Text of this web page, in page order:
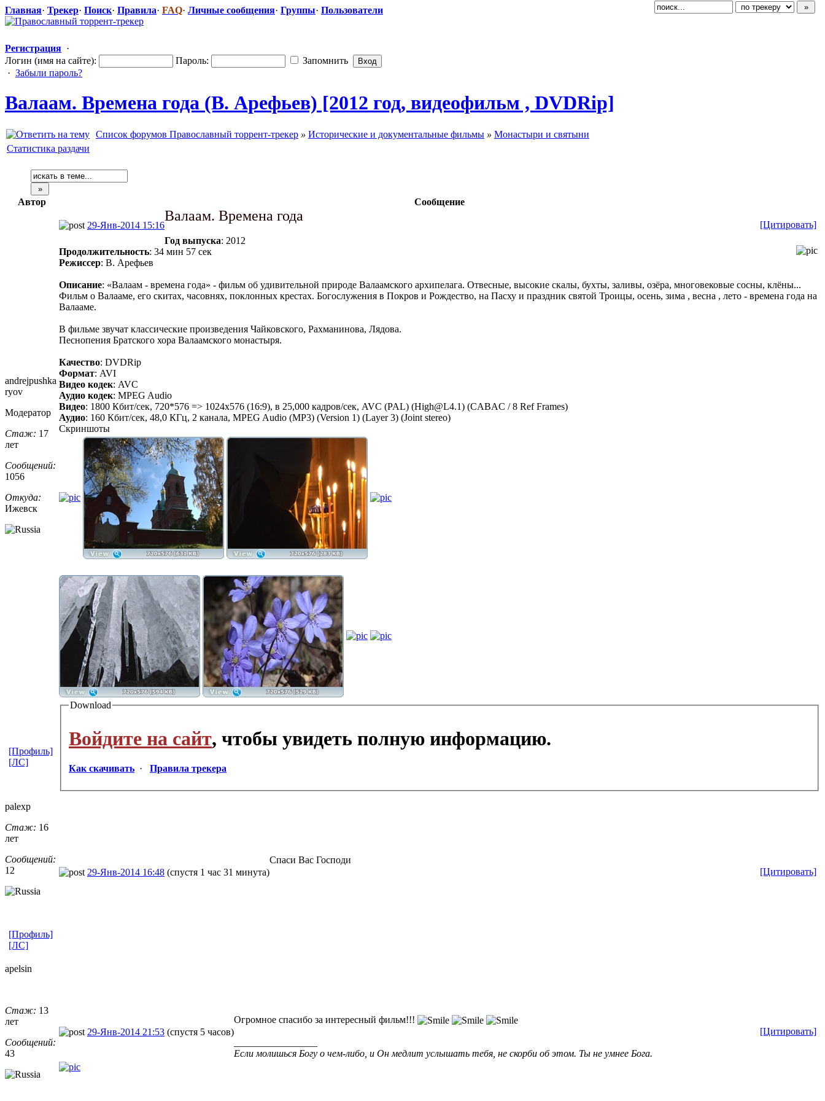
Главная· Трекер· Поиск· Правила· FAQ· Личные сообщения· Группы· Пользователи
Регистрация ·
Логин (имя на сайте):
Пароль:
Запомнить
· Забыли пароль?
Валаам. Времена года (В. Арефьев) [2012 год, видеофильм , DVDRip]
Список форумов Православный торрент-трекер » Исторические и документальные фильмы » Монастыри и святыни
Статистика раздачи
Автор Сообщение
andrejpushka
ryov
Модератор
Стаж: 17
лет
Сообщений:
1056
Откуда:
Ижевск
29-Янв-2014 15:16 [Цитировать]
Валаам. Времена года
Год выпуска: 2012
Продолжительность: 34 мин 57 сек
Режиссер: В. Арефьев
Описание: «Валаам - времена года» - фильм об удивительной природе Валаамского архипелага. Отвесные, высокие скалы, бухты, заливы, озёра, многовековые сосны, клёны...
Фильм о Валааме, его скитах, часовнях, поклонных крестах. Богослужения в Покров и Рождество, на Пасху и праздник святой Троицы, осень, зима , весна , лето - времена года на
Валааме.
В фильме звучат классические произведения Чайковского, Рахманинова, Лядова.
Песнопения Братского хора Валаамского монастыря.
Качество: DVDRip
Формат: AVI
Видео кодек: AVC
Аудио кодек: MPEG Audio
Видео: 1800 Кбит/сек, 720*576 => 1024x576 (16:9), в 25,000 кадров/сек, AVC (PAL) (High@L4.1) (CABAC / 8 Ref Frames)
Аудио: 160 Кбит/сек, 48,0 КГц, 2 канала, MPEG Audio (MP3) (Version 1) (Layer 3) (Joint stereo)
Скриншоты
Download
Войдите на сайт, чтобы увидеть полную информацию.
Как скачивать · Правила трекера
[Профиль]
[ЛС]
palexp
Стаж: 16
лет
Сообщений:
12
29-Янв-2014 16:48 (спустя 1 час 31 минута) [Цитировать]
Спаси Вас Господи
[Профиль]
[ЛС]
apelsin
Стаж: 13
лет
Сообщений:
43
29-Янв-2014 21:53 (спустя 5 часов) [Цитировать]
Огромное спасибо за интересный фильм!!!
Если молишься Богу о чем-либо, и Он медлит услышать тебя, не скорби об этом. Ты не умнее Бога.